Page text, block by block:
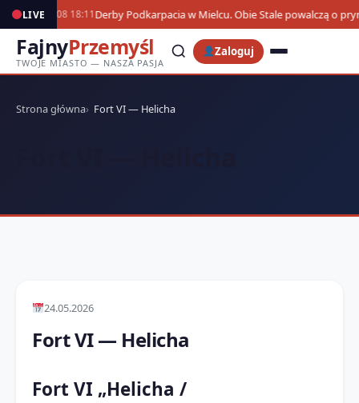
LIVE07.08 18:11 Derby Podkarpacia w Mielcu. Obie Stale powalczą o
FajnyPrzemyśl
TWOJE MIASTO — NASZA PASJA
Zaloguj
Strona główna Fort VI — Helicha
24.05.2026
Fort VI — Helicha
Fort VI „Helicha /